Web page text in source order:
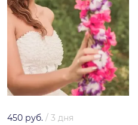
450 руб. / 3 дня